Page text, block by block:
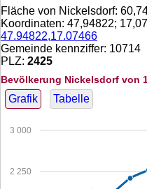
Fläche von Nickelsdorf:
Koordinaten: 47,94822;
47.94822,17.07466
Gemeinde kennziffer: 10714
PLZ: 2425
Bevölkerung Nickelsdorf von
Grafik Tabelle
2 250
3 000